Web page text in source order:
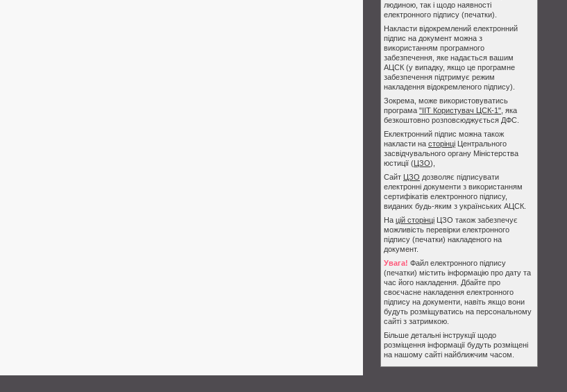
людиною, так і щодо наявності
електронного підпису (печатки).
Накласти відокремлений електронний
підпис на документ можна з
використанням програмного
забезпечення, яке надається вашим
АЦСК (у випадку, якщо це програмне
забезпечення підтримує режим
накладення відокремленого підпису).
Зокрема, може використовуватись
програма "ІІТ Користувач ЦСК-1" , яка
безкоштовно розповсюджується ДФС.
Еклектронний підпис можна також
накласти на сторінці Центрального
засвідчувального органу Міністерства
юстиції (ЦЗО),
Сайт ЦЗО дозволяє підписувати
електронні документи з використанням
сертифікатів електронного підпису,
виданих будь-яким з українських АЦСК.
На цій сторінці ЦЗО також забезпечує
можливість перевірки електронного
підпису (печатки) накладеного на
документ.
Увага! Файл електронного підпису
(печатки) містить інформацію про дату та
час його накладення. Дбайте про
своєчасне накладення електронного
підпису на документи, навіть якщо вони
будуть розміщуватись на персональному
сайті з затримкою.
Більше детальні інструкції щодо
розміщення інформації будуть розміщені
на нашому сайті найближчим часом.